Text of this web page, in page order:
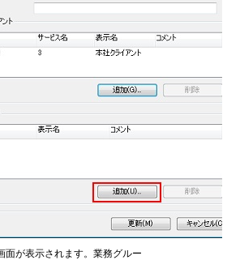
面が表示されます。業務グルー